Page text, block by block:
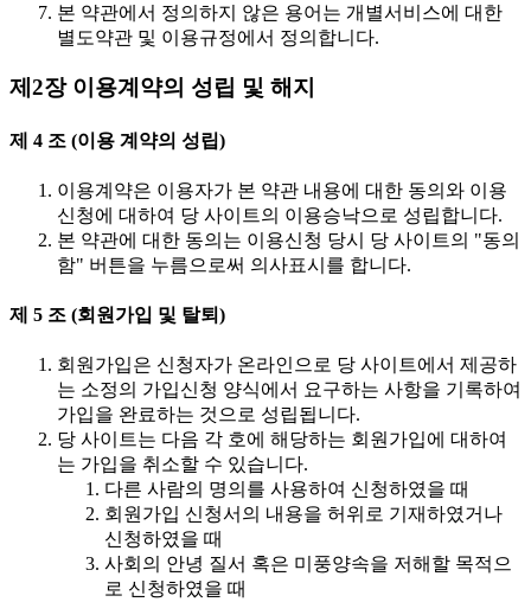
본 약관에서 정의하지 않은 용어는 개별서비스에 대한
별도약관 및 이용규정에서 정의합니다.
제2장 이용계약의 성립 및 해지
제 4 조 (이용 계약의 성립)
이용계약은 이용자가 본 약관 내용에 대한 동의와 이용
신청에 대하여 당 사이트의 이용승낙으로 성립합니다.
본 약관에 대한 동의는 이용신청 당시 당 사이트의 "동의
함" 버튼을 누름으로써 의사표시를 합니다.
제 5 조 (회원가입 및 탈퇴)
회원가입은 신청자가 온라인으로 당 사이트에서 제공하
는 소정의 가입신청 양식에서 요구하는 사항을 기록하여
가입을 완료하는 것으로 성립됩니다.
당 사이트는 다음 각 호에 해당하는 회원가입에 대하여
는 가입을 취소할 수 있습니다.
다른 사람의 명의를 사용하여 신청하였을 때
회원가입 신청서의 내용을 허위로 기재하였거나
신청하였을 때
사회의 안녕 질서 혹은 미풍양속을 저해할 목적으
로 신청하였을 때